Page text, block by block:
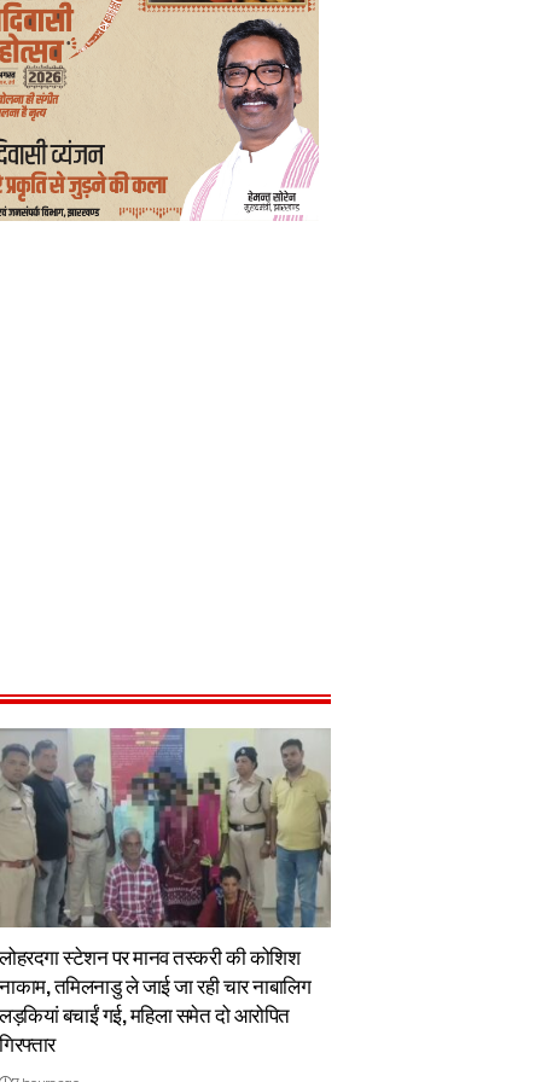
लोहरदगा स्टेशन पर मानव तस्करी की कोशिश
नाकाम, तमिलनाडु ले जाई जा रही चार नाबालिग
लड़कियां बचाईं गई, महिला समेत दो आरोपित
गिरफ्तार